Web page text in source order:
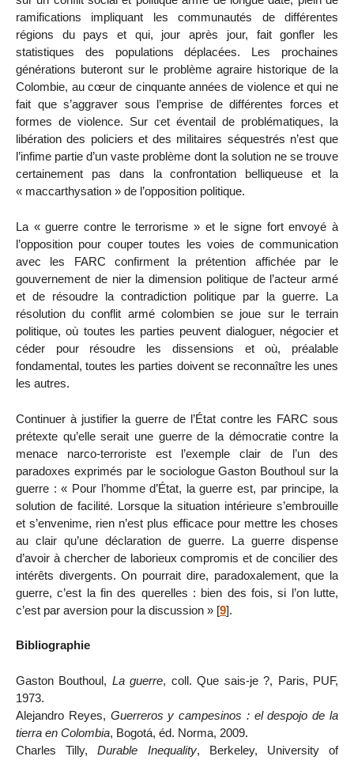
ramifications impliquant les communautés de différentes
régions du pays et qui, jour après jour, fait gonfler les
statistiques des populations déplacées. Les prochaines
générations buteront sur le problème agraire historique de la
Colombie, au cœur de cinquante années de violence et qui ne
fait que s’aggraver sous l’emprise de différentes forces et
formes de violence. Sur cet éventail de problématiques, la
libération des policiers et des militaires séquestrés n’est que
l’infime partie d’un vaste problème dont la solution ne se trouve
certainement pas dans la confrontation belliqueuse et la
« maccarthysation » de l’opposition politique.
La « guerre contre le terrorisme » et le signe fort envoyé à
l’opposition pour couper toutes les voies de communication
avec les FARC confirment la prétention affichée par le
gouvernement de nier la dimension politique de l’acteur armé
et de résoudre la contradiction politique par la guerre. La
résolution du conflit armé colombien se joue sur le terrain
politique, où toutes les parties peuvent dialoguer, négocier et
céder pour résoudre les dissensions et où, préalable
fondamental, toutes les parties doivent se reconnaître les unes
les autres.
Continuer à justifier la guerre de l’État contre les FARC sous
prétexte qu’elle serait une guerre de la démocratie contre la
menace narco-terroriste est l’exemple clair de l’un des
paradoxes exprimés par le sociologue Gaston Bouthoul sur la
guerre : « Pour l’homme d’État, la guerre est, par principe, la
solution de facilité. Lorsque la situation intérieure s’embrouille
et s’envenime, rien n’est plus efficace pour mettre les choses
au clair qu’une déclaration de guerre. La guerre dispense
d’avoir à chercher de laborieux compromis et de concilier des
intérêts divergents. On pourrait dire, paradoxalement, que la
guerre, c’est la fin des querelles : bien des fois, si l’on lutte,
c’est par aversion pour la discussion » [9].
Bibliographie
Gaston Bouthoul, La guerre, coll. Que sais-je ?, Paris, PUF,
1973.
Alejandro Reyes, Guerreros y campesinos : el despojo de la
tierra en Colombia, Bogotá, éd. Norma, 2009.
Charles Tilly,Durable Inequality, Berkeley, University of